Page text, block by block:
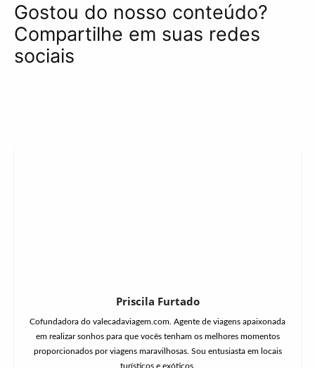
Gostou do nosso conteúdo?
Compartilhe em suas redes
sociais
Priscila Furtado
Cofundadora do valecadaviagem.com. Agente de viagens apaixonada
em realizar sonhos para que vocês tenham os melhores momentos
proporcionados por viagens maravilhosas. Sou entusiasta em locais
turísticos e exóticos.